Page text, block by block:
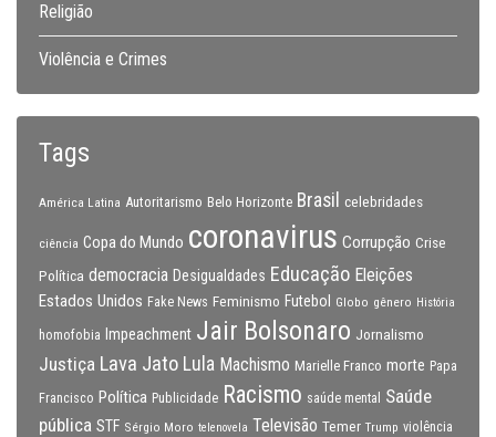
Religião
Violência e Crimes
Tags
América Latina Autoritarismo Belo Horizonte Brasil celebridades
ciência Copa do Mundo coronavirus Corrupção Crise
Política democracia Desigualdades Educação Eleições
Estados Unidos Fake News Feminismo Futebol Globo gênero História
homofobia Impeachment Jair Bolsonaro Jornalismo
Justiça Lava Jato Lula Machismo Marielle Franco morte Papa
Francisco Política Publicidade Racismo saúde mental
Saúde
pública STF Sérgio Moro telenovela Televisão Temer Trump violência